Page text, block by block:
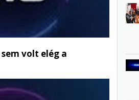
volt elég a